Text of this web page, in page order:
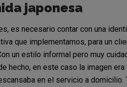
japonesa
es necesario contar con una
que implementamos, para un
un estilo informal pero muy
hecho, en este caso la imagen
en el servicio a domicilio.